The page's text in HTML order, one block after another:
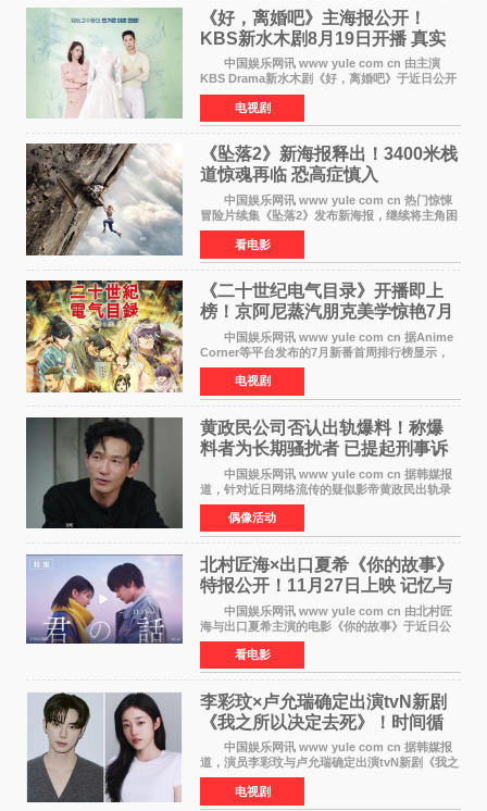
《好，离婚吧》主海报公开！
KBS新水木剧8月19日开播 真实
离婚体验记来袭
中国娱乐网讯 www yule com cn 由主演
KBS Drama新水木剧《好，离婚吧》于近日公开
主海报，正式进入开播倒计时。 海报中，男
女主角背对背站立，各自望向不同方向，中央的
空白与冷漠的表情
电视剧
《坠落2》新海报释出！3400米栈
道惊魂再临 恐高症慎入
中国娱乐网讯 www yule com cn 热门惊悚
冒险片续集《坠落2》发布新海报，继续将主角困
于绝境高处——这一次，是摇摇欲坠的徒步栈
道。该片将于今年9月2日北美上映，恐高症患者
请提前做好心理
看电影
《二十世纪电气目录》开播即上
榜！京阿尼蒸汽朋克美学惊艳7月
新番季
中国娱乐网讯 www yule com cn 据Anime
Corner等平台发布的7月新番首周排行榜显示，
由京都动画制作的《二十世纪电气目录》在多个
榜单中表现亮眼，位列AniLab全球TOP10第十
名。该剧改编自结
电视剧
黄政民公司否认出轨爆料！称爆
料者为长期骚扰者 已提起刑事诉
中国娱乐网讯 www yule com cn 据韩媒报
道，针对近日网络流传的疑似影帝黄政民出轨录
音及短信爆料，黄政民所属经纪公司于今日正式
发表声明，明确否认相关传闻。 公司表示，
爆料者是一名长
偶像活动
北村匠海×出口夏希《你的故事》
特报公开！11月27日上映 记忆与
初恋的奇幻交织
中国娱乐网讯 www yule com cn 由北村匠
海与出口夏希主演的电影《你的故事》于近日公
开特报影像，正式定档11月27日上映。 本片
改编自三秋缒同名小说，编剧由曾执笔《孤独摇
滚！》的吉田惠
看电影
李彩玟×卢允瑞确定出演tvN新剧
《我之所以决定去死》！时间循
环青春爱情来袭
中国娱乐网讯 www yule com cn 据韩媒报
道，演员李彩玟与卢允瑞确定出演tvN新剧《我之
所以决定去死》，分别担任男女主角。该剧预计
将于明年播出，引发观众期待。 本剧改编自
NAVER同名人气
电视剧